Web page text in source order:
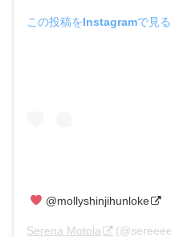
この投稿をInstagramで見る
@mollyshinjihunloke
Serena Motola